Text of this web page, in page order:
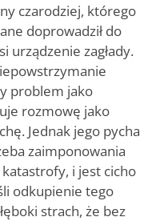
czarodziej, którego
doprowadził do
urządzenie zagłady.
problem jako
rozmowę jako
Jednak jego pycha
zaimponowania
i jest cicho
odkupienie tego
strach, że bez